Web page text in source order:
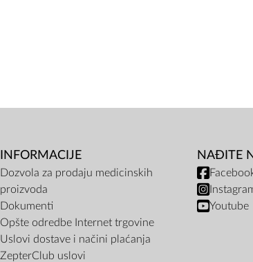
INFORMACIJE
Dozvola za prodaju medicinskih
proizvoda
Dokumenti
Opšte odredbe Internet trgovine
Uslovi dostave i načini plaćanja
ZepterClub uslovi
NAĐITE
Youtube